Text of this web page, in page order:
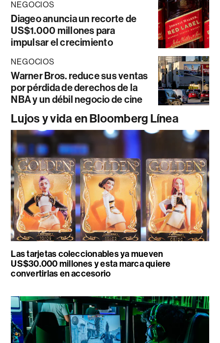
NEGOCIOS
Diageo anuncia un recorte de
US$1.000 millones para
impulsar el crecimiento
NEGOCIOS
Warner Bros. reduce sus ventas
por pérdida de derechos de la
NBA y un débil negocio de cine
Lujos y vida en Bloomberg Línea
Las tarjetas coleccionables ya mueven
US$30.000 millones y esta marca quiere
convertirlas en accesorio